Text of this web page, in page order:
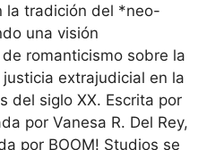
la tradición del *neo-
una visión
romanticismo sobre la
extrajudicial en la
del siglo XX. Escrita por
por Vanesa R. Del Rey,
por BOOM! Studios se